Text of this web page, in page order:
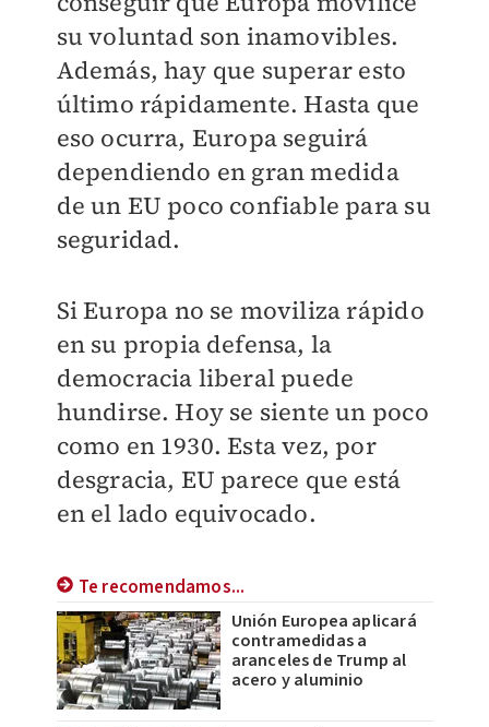
su voluntad son inamovibles.
Además, hay que superar esto
último rápidamente. Hasta que
eso ocurra, Europa seguirá
dependiendo en gran medida
de un EU poco confiable para su
seguridad.
Si Europa no se moviliza rápido
en su propia defensa, la
democracia liberal puede
hundirse. Hoy se siente un poco
como en 1930. Esta vez, por
desgracia, EU parece que está
en el lado equivocado.
Te recomendamos...
Unión Europea aplicará
contramedidas a
aranceles de Trump al
acero y aluminio